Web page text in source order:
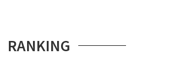
RANKING